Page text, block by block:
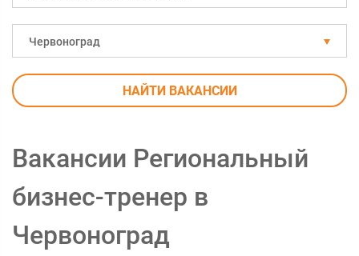
Червоноград
НАЙТИ ВАКАНСИИ
Вакансии Региональный
бизнес-тренер в
Червоноград